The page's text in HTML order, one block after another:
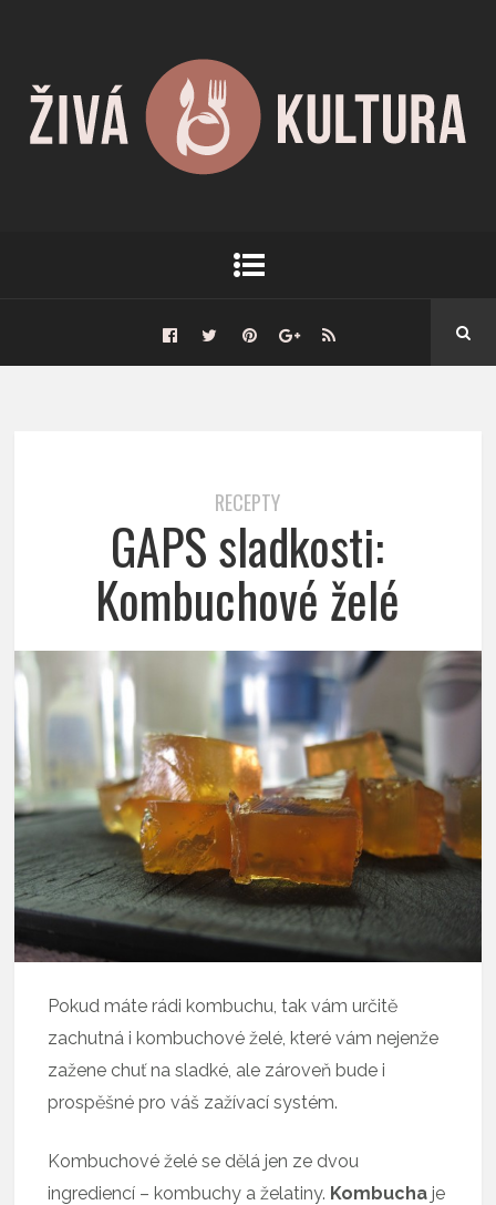
RECEPTY
GAPS sladkosti:
Kombuchové želé
Pokud máte rádi kombuchu, tak vám určitě
zachutná i kombuchové želé, které vám nejenže
zažene chuť na sladké, ale zároveň bude i
prospěšné pro váš zažívací systém.
Kombuchové želé se dělá jen ze dvou
ingrediencí – kombuchy a želatiny. Kombucha je